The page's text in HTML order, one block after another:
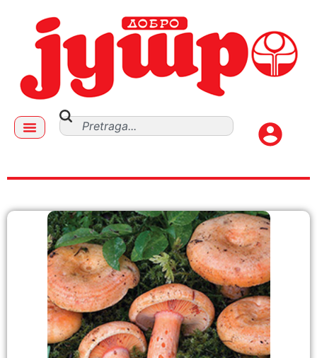
topolova mlečnica